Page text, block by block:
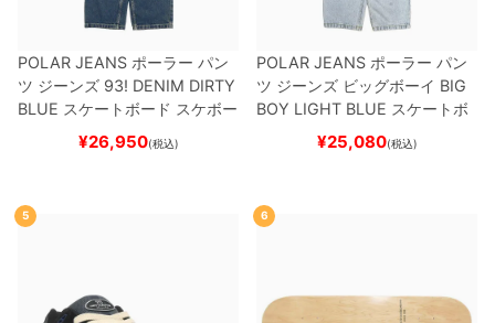
POLAR JEANS ポーラー パン
ツ ジーンズ 93! DENIM DIRTY
BLUE スケートボード スケボー
¥26,950(税込)
POLAR JEANS ポーラー パン
ツ ジーンズ ビッグボーイ BIG
BOY LIGHT BLUE スケートボ
ード スケボー
¥25,080(税込)
5 6